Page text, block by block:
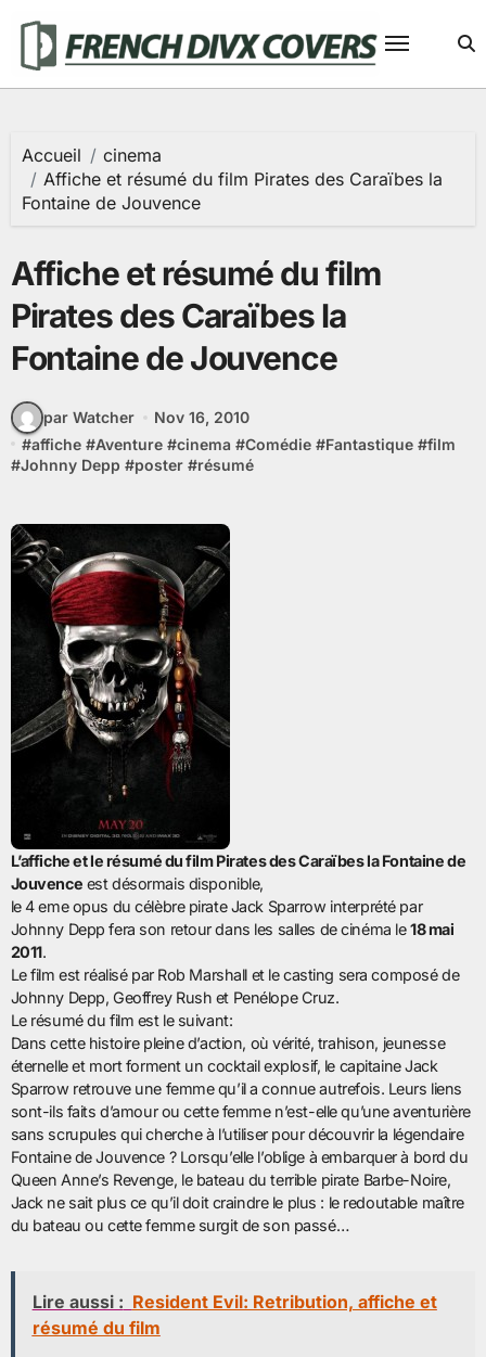
contenu
Accueil
cinema
Affiche et résumé du film Pirates des Caraïbes la
Fontaine de Jouvence
Affiche et résumé du film
Pirates des Caraïbes la
Fontaine de Jouvence
par Watcher
Nov 16, 2010
#affiche #Aventure #cinema #Comédie #Fantastique #film
#Johnny Depp #poster #résumé
L’affiche et le résumé du film Pirates des Caraïbes la Fontaine de
Jouvence est désormais disponible,
le 4 eme opus du célèbre pirate Jack Sparrow interprété par
Johnny Depp fera son retour dans les salles de cinéma le18 mai
2011.
Le film est réalisé par Rob Marshall et le casting sera composé de
Johnny Depp, Geoffrey Rush et Penélope Cruz.
Le résumé du film est le suivant:
Dans cette histoire pleine d’action, où vérité, trahison, jeunesse
éternelle et mort forment un cocktail explosif, le capitaine Jack
Sparrow retrouve une femme qu’il a connue autrefois. Leurs liens
sont-ils faits d’amour ou cette femme n’est-elle qu’une aventurière
sans scrupules qui cherche à l’utiliser pour découvrir la légendaire
Fontaine de Jouvence ? Lorsqu’elle l’oblige à embarquer à bord du
Queen Anne’s Revenge, le bateau du terrible pirate Barbe-Noire,
Jack ne sait plus ce qu’il doit craindre le plus : le redoutable maître
du bateau ou cette femme surgit de son passé…
Lire aussi : Resident Evil: Retribution, affiche et
résumé du film